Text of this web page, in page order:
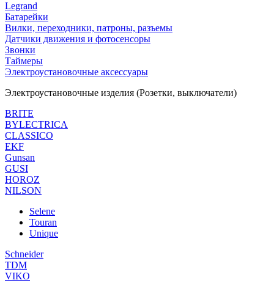
Legrand
Батарейки
Вилки, переходники, патроны, разъемы
Датчики движения и фотосенсоры
Звонки
Таймеры
Электроустановочные аксессуары
Электроустановочные изделия (Розетки, выключатели)
BRITE
BYLECTRICA
CLASSICO
EKF
Gunsan
GUSI
HOROZ
NILSON
Selene
Touran
Unique
Schneider
TDM
VIKO